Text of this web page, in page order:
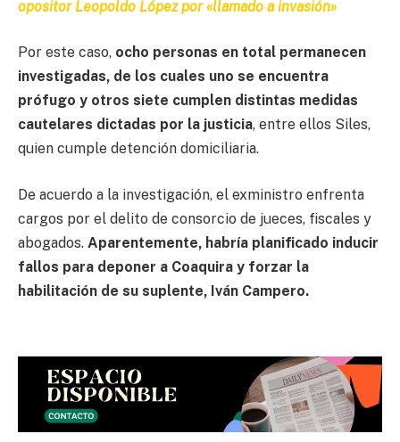
opositor Leopoldo López por «llamado a invasión»
Por este caso, ocho personas en total permanecen
investigadas, de los cuales uno se encuentra
prófugo y otros siete cumplen distintas medidas
cautelares dictadas por la justicia, entre ellos Siles,
quien cumple detención domiciliaria.
De acuerdo a la investigación, el exministro enfrenta
cargos por el delito de consorcio de jueces, fiscales y
abogados. Aparentemente, habría planificado inducir
fallos para deponer a Coaquira y forzar la
habilitación de su suplente, Iván Campero.